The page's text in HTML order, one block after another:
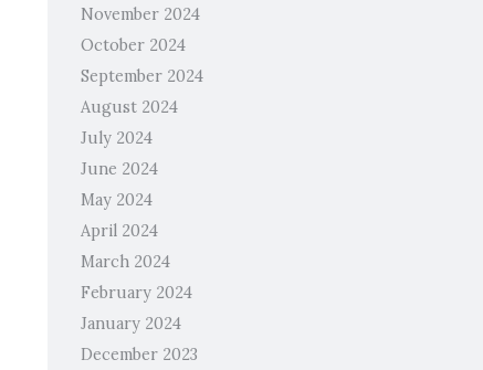
November 2024
October 2024
September 2024
August 2024
July 2024
June 2024
May 2024
April 2024
March 2024
February 2024
January 2024
December 2023